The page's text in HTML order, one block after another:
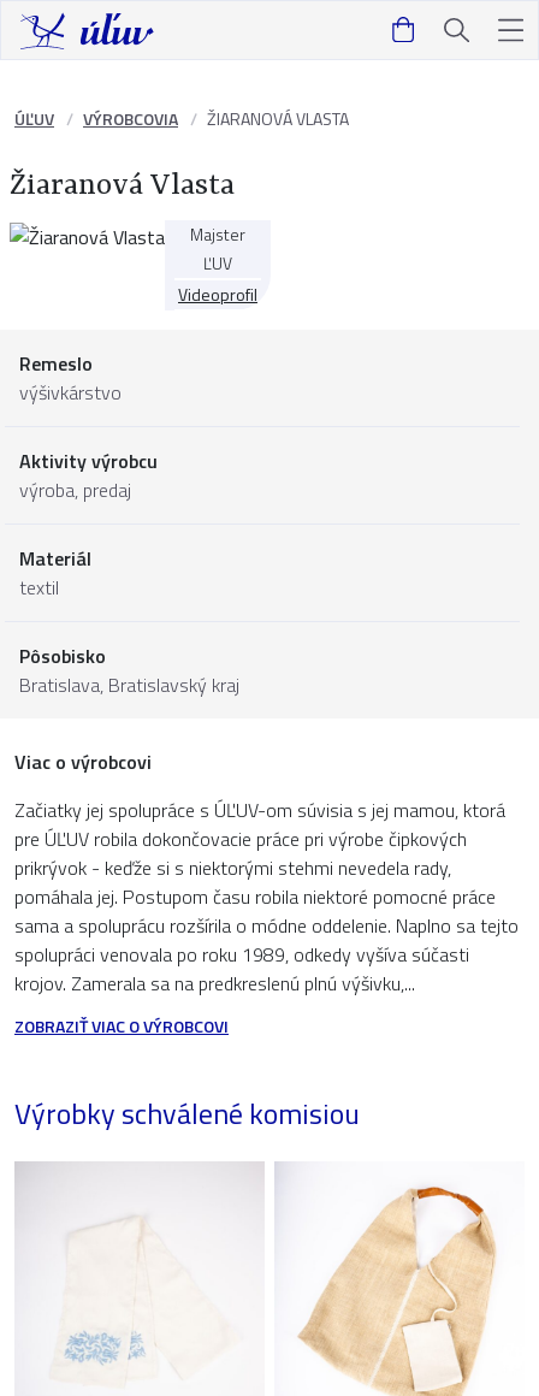
ÚĽUV VÝROBCOVIA ŽIARANOVÁ VLASTA
Žiaranová Vlasta
Majster
ĽUV
Videoprofil
Remeslo
výšivkárstvo
Aktivity výrobcu
výroba, predaj
Materiál
textil
Pôsobisko
Bratislava, Bratislavský kraj
Viac o výrobcovi
Začiatky jej spolupráce s ÚĽUV-om súvisia s jej mamou, ktorá
pre ÚĽUV robila dokončovacie práce pri výrobe čipkových
prikrývok - keďže si s niektorými stehmi nevedela rady,
pomáhala jej. Postupom času robila niektoré pomocné práce
sama a spoluprácu rozšírila o módne oddelenie. Naplno sa tejto
spolupráci venovala po roku 1989, odkedy vyšíva súčasti
krojov. Zamerala sa na predkreslenú plnú výšivku,...
ZOBRAZIŤ VIAC O VÝROBCOVI
Výrobky schválené komisiou